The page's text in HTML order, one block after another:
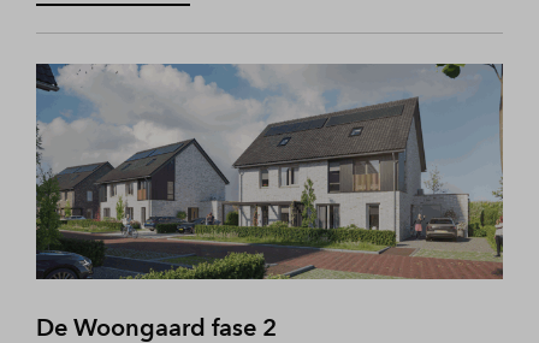
De Woongaard fase 2